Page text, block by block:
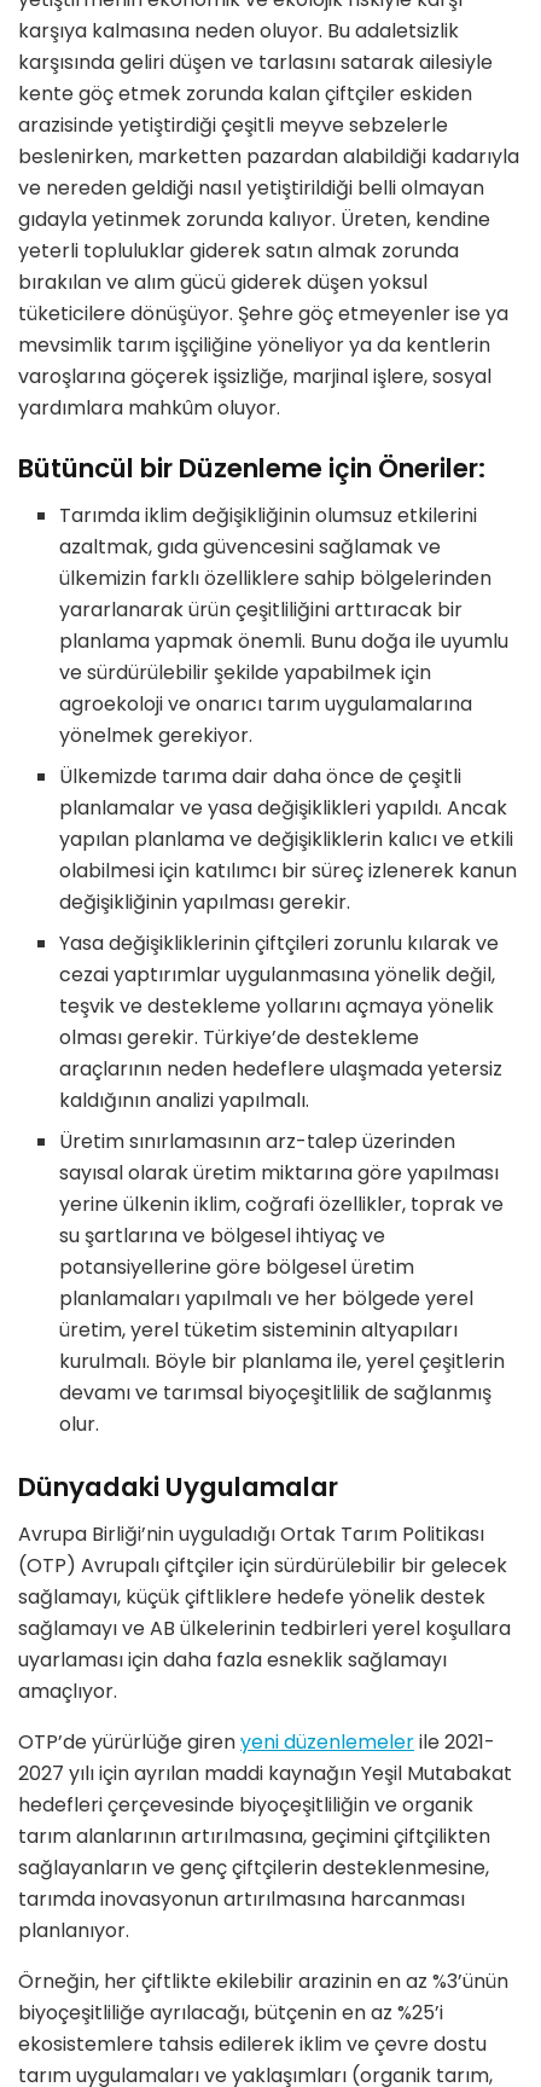
karşıya kalmasına neden oluyor. Bu adaletsizlik
karşısında geliri düşen ve tarlasını satarak ailesiyle
kente göç etmek zorunda kalan çiftçiler eskiden
arazisinde yetiştirdiği çeşitli meyve sebzelerle
beslenirken, marketten pazardan alabildiği kadarıyla
ve nereden geldiği nasıl yetiştirildiği belli olmayan
gıdayla yetinmek zorunda kalıyor. Üreten, kendine
yeterli topluluklar giderek satın almak zorunda
bırakılan ve alım gücü giderek düşen yoksul
tüketicilere dönüşüyor. Şehre göç etmeyenler ise ya
mevsimlik tarım işçiliğine yöneliyor ya da kentlerin
varoşlarına göçerek işsizliğe, marjinal işlere, sosyal
yardımlara mahkûm oluyor.
Bütüncül bir Düzenleme için Öneriler:
Tarımda iklim değişikliğinin olumsuz etkilerini
azaltmak, gıda güvencesini sağlamak ve
ülkemizin farklı özelliklere sahip bölgelerinden
yararlanarak ürün çeşitliliğini arttıracak bir
planlama yapmak önemli. Bunu doğa ile uyumlu
ve sürdürülebilir şekilde yapabilmek için
agroekoloji ve onarıcı tarım uygulamalarına
yönelmek gerekiyor.
Ülkemizde tarıma dair daha önce de çeşitli
planlamalar ve yasa değişiklikleri yapıldı. Ancak
yapılan planlama ve değişikliklerin kalıcı ve etkili
olabilmesi için katılımcı bir süreç izlenerek kanun
değişikliğinin yapılması gerekir.
Yasa değişikliklerinin çiftçileri zorunlu kılarak ve
cezai yaptırımlar uygulanmasına yönelik değil,
teşvik ve destekleme yollarını açmaya yönelik
olması gerekir. Türkiye’de destekleme
araçlarının neden hedeflere ulaşmada yetersiz
kaldığının analizi yapılmalı.
Üretim sınırlamasının arz-talep üzerinden
sayısal olarak üretim miktarına göre yapılması
yerine ülkenin iklim, coğrafi özellikler, toprak ve
su şartlarına ve bölgesel ihtiyaç ve
potansiyellerine göre bölgesel üretim
planlamaları yapılmalı ve her bölgede yerel
üretim, yerel tüketim sisteminin altyapıları
kurulmalı. Böyle bir planlama ile, yerel çeşitlerin
devamı ve tarımsal biyoçeşitlilik de sağlanmış
olur.
Dünyadaki Uygulamalar
Avrupa Birliği’nin uyguladığı Ortak Tarım Politikası
(OTP) Avrupalı çiftçiler için sürdürülebilir bir gelecek
sağlamayı, küçük çiftliklere hedefe yönelik destek
sağlamayı ve AB ülkelerinin tedbirleri yerel koşullara
uyarlaması için daha fazla esneklik sağlamayı
amaçlıyor.
OTP’de yürürlüğe girenyeni düzenlemelerile 2021-
2027 yılı için ayrılan maddi kaynağın Yeşil Mutabakat
hedefleri çerçevesinde biyoçeşitliliğin ve organik
tarım alanlarının artırılmasına, geçimini çiftçilikten
sağlayanların ve genç çiftçilerin desteklenmesine,
tarımda inovasyonun artırılmasına harcanması
planlanıyor.
Örneğin, her çiftlikte ekilebilir arazinin en az %3’ünün
biyoçeşitliliğe ayrılacağı, bütçenin en az %25’i
ekosistemlere tahsis edilerek iklim ve çevre dostu
tarım uygulamaları ve yaklaşımları (organik tarım,